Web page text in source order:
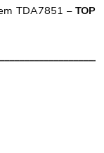
TDA7851 – TOP